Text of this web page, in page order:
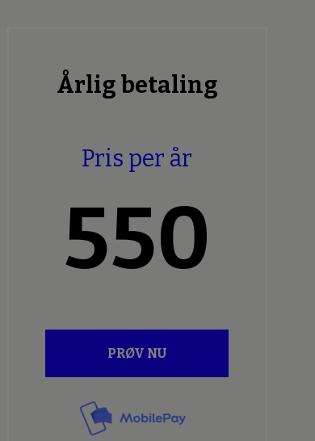
Årlig betaling
Pris per år
550
PRØV NU